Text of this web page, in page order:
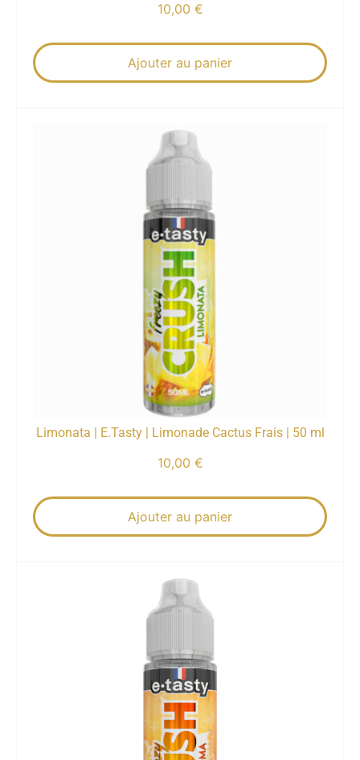
10,00 €
Ajouter au panier
Limonata | E.Tasty | Limonade Cactus Frais | 50 ml
10,00 €
Ajouter au panier